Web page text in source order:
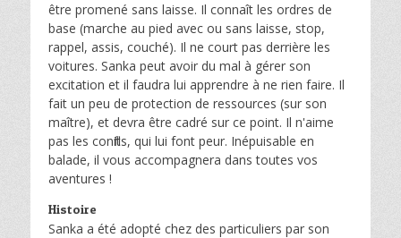
être promené sans laisse. Il connaît les ordres de
base (marche au pied avec ou sans laisse, stop,
rappel, assis, couché). Il ne court pas derrière les
voitures. Sanka peut avoir du mal à gérer son
excitation et il faudra lui apprendre à ne rien faire. Il
fait un peu de protection de ressources (sur son
maître), et devra être cadré sur ce point. Il n'aime
pas les conflits, qui lui font peur. Inépuisable en
balade, il vous accompagnera dans toutes vos
aventures !
Histoire
Sanka a été adopté chez des particuliers par son